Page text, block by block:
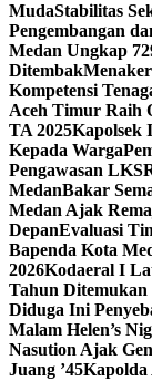
MudaStabilitas
Pengembangan
Medan Ungkap
Ditembak
Kompetensi
Aceh Timur Raih
TA 2025Kapolsek
Kepada Warga
Pengawasan LKS
MedanBakar
Medan Ajak
DepanEvaluasi
Bapenda Kota
2026Kodaeral I
Tahun Ditemukan
Diduga Ini
Malam Helen’s
Nasution Ajak
Juang ’45